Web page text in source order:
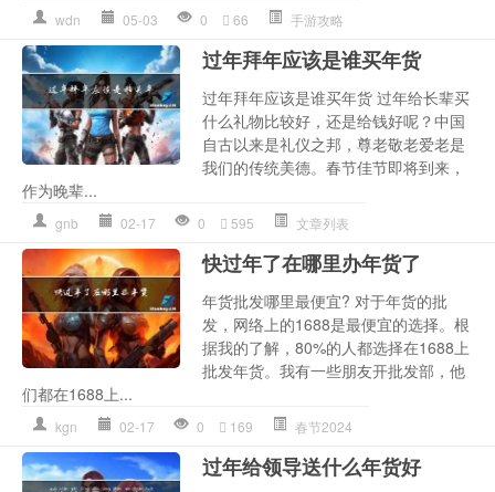
wdn 05-03 0 66 手游攻略
过年拜年应该是谁买年货
过年拜年应该是谁买年货 过年给长辈买
什么礼物比较好，还是给钱好呢？中国
自古以来是礼仪之邦，尊老敬老爱老是
我们的传统美德。春节佳节即将到来，
作为晚辈...
gnb 02-17 0 595 文章列表
快过年了在哪里办年货了
年货批发哪里最便宜? 对于年货的批
发，网络上的1688是最便宜的选择。根
据我的了解，80%的人都选择在1688上
批发年货。我有一些朋友开批发部，他
们都在1688上...
kgn 02-17 0 169 春节2024
过年给领导送什么年货好